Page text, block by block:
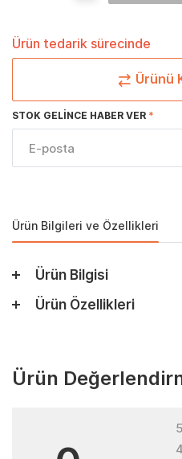
Ürün tedarik sürecinde
Ürünü
STOK GELINCE HABER VER
Ürün Bilgileri ve Özellikleri
Ürün Bilgisi
Ürün Özellikleri
Ürün